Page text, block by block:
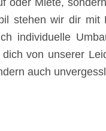
stehen wir dir
individuelle
von unserer
auch